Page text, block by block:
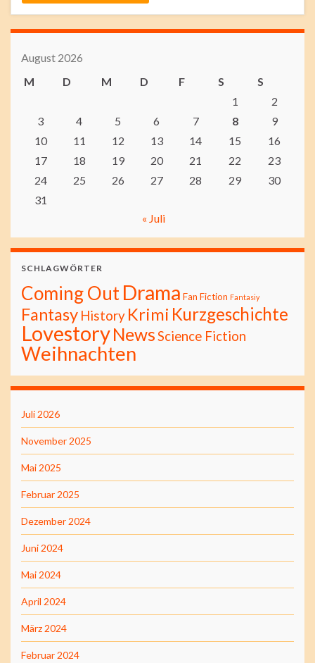
August 2026
M
D M D F S
S
1
2
3
4 5 6 7 8
9
10
11 12 13 14 15
16
17
18 19 20 21 22
23
24
25 26 27 28 29
30
31
« Juli
SCHLAGWÖRTER
Coming OutDrama Fan Fiction Fantasiy
Fantasy History Krimi Kurzgeschichte
LovestoryNewsScience Fiction
Weihnachten
Juli 2026
November 2025
Mai 2025
Februar 2025
Dezember 2024
Juni 2024
Mai 2024
April 2024
März 2024
Februar 2024